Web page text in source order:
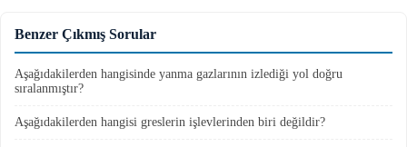
Benzer Çıkmış Sorular
Aşağıdakilerden hangisinde yanma gazlarının izlediği yol doğru
sıralanmıştır?
Aşağıdakilerden hangisi greslerin işlevlerinden biri değildir?